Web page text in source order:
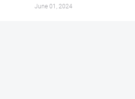
June 01, 2024